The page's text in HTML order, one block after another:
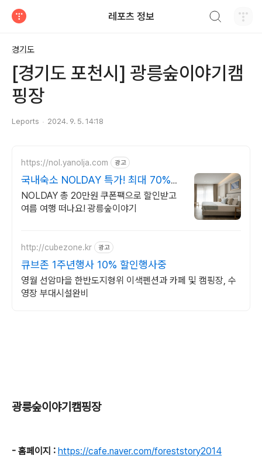
레포츠 정보
경기도
[경기도 포천시] 광릉숲이야기캠
핑장
Leports 2024. 9. 5. 14:18
https://nol.yanolja.com 광고
국내숙소 NOLDAY 특가! 최대 70%
더블업 할인!
NOLDAY 총 20만원 쿠폰팩으로 할인받고
여름 여행 떠나요! 광릉숲이야기
http://cubezone.kr 광고
큐브존 1주년행사 10% 할인행사중
영월 선암마을 한반도지형위 이색펜션과 카페 및 캠핑장, 수
영장 부대시설완비
광릉숲이야기캠핑장
- 홈페이지 : https://cafe.naver.com/foreststory2014